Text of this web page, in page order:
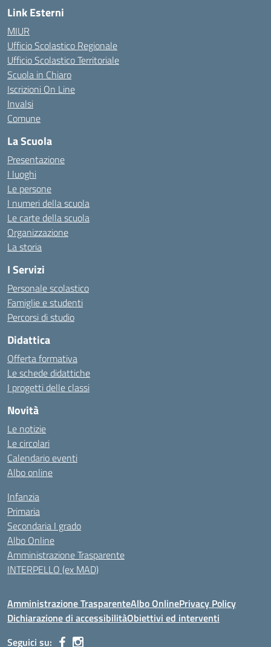
Link Esterni
MIUR
Ufficio Scolastico Regionale
Ufficio Scolastico Territoriale
Scuola in Chiaro
Iscrizioni On Line
Invalsi
Comune
La Scuola
Presentazione
I luoghi
Le persone
I numeri della scuola
Le carte della scuola
Organizzazione
La storia
I Servizi
Personale scolastico
Famiglie e studenti
Percorsi di studio
Didattica
Offerta formativa
Le schede didattiche
I progetti delle classi
Novità
Le notizie
Le circolari
Calendario eventi
Albo online
Infanzia
Primaria
Secondaria I grado
Albo Online
Amministrazione Trasparente
INTERPELLO (ex MAD)
Amministrazione TrasparenteAlbo OnlinePrivacy Policy
Dichiarazione di accessibilitàObiettivi ed interventi
Seguici su: